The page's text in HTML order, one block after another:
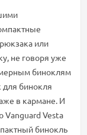
или
не говоря уже
биноклям
для бинокля
в кармане. И
Vanguard Vesta
бинокль